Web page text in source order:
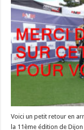
Voici un petit retour en arrière, je vous présente pour mon 2ème jour à la 11ème édition de Dijon Motors Cup sur le circuit Dijon-Prenois. C'était toujours aussi impressionnant. Vous allez retrouver sans la vidéo en interviews exclusives de : Anthony DREVET Yann DURIEUX Du kart à la F1 – 2ème édition – accessible à tous... Anthony en interviews avec René ARNOUX le podium Lotus Quelques tours de roues... Je tenais à les remercier pour les interviews ais aussi pour mon affiche dédicacée avec Tamas VIZIN et Paul MARECHAL de chez Lotus... un grand moment d'émotions et je serai présente en 2025... René ARNOUX https://fr.wikipedia.org/wiki/Ren%C3%A9_Arnoux René Arnoux, né le 4 juillet 1948 à Pontcharra (Isère), est un pilote automobile français. Il a notamment été pilote de Formule 1 de 1978 à 1989. Il a totalisé 162 courses, 18 pole positions, 22 podiums et 7 victoires en Grands Prix. Anthony DREVET http://www.anthonydrevet.com/ Journaliste pigiste trilingue, je suis spécialisé dans le sport et basé à Paris. J'ai débuté ma carrière chez Motors TV avant de me consacrer aux commentaires en direct et à la présentation d'émissions en tant que freelance. Que ce soit derrière un micro ou devant une caméra, mon but est de partager ma passion du sport et de faire découvrir aux téléspectateurs un monde dans lequel j'ai le privilège de travailler. Depuis 2011, j'ai commenté plus de 65 disciplines/championnats différents (auto, moto, bateaux, avions, camions, vélo) pour un total de plus de 350 commentaires en direct ou différé. Les entreprises qui me font confiance sont notamment Motorsport TV, Eurosport, l'Automobile Club de l'Ouest (organisateur des 24H du Mans, 24H motos, 24H camions), Canal + ou encore France Routes (Grand Prix du Castellet & 24H camions). Par le passé, j'ai également travaillé pour Renault Sport, Youthstream, AutoSport, Motors TV, la NASCAR Whelen Euro Series (le seul championnat NASCAR officiel en Europe) ou encore AutoHebdo. @anthonydrevet Yann DURIEUX https://www.cfm-challenge.com/yann-durieux en Alpine A110 - Les premières apparitions de Yann Durieux sur les épreuves du CFM en 2023 furent remarquées. Le Bourguignon jouait d’entrée de jeu les premiers rôles dans le groupe GT Sport. Lors de la Finale de la Coupe de France il terminait quatrième du Production. Palmarès : 2023 : 4e du Production sur la Finale de la Coupe de France de la Montagne. 2024 : Vainqueur du Trophée FFSA GT Sport - 2e du Challenge Open GT Sport - 7e du CFM Production Dijon Motors Cup 2024: Résultats et résumé Ce week-end, le Dijon Motors Cup a vécu sa onzième édition sur le réputé tracé de la Côte d’Or. L’affiche, neuf plateaux européens modernes et historiques allant jusqu’à la Formule 1, qui ont réuni des pilotes en provenance d’une quinzaine de pays. René Arnoux, invité d’honneur, est venu célébrer son titre de champion d’Europe de F2 en 1977 en reprenant les commandes d’une March 77b de cette même année. https://www.circuits-infos.com/post/dijon-motors-cup-2024-r%C3%A9sultats-et-r%C3%A9sum%C3%A9 UN WEEK-END EN CHIFFRES 18 : le nombre de courses. 250 : le nombre de pilotes engagés ce week-end. 220 : le nombre de voitures engagés ce week-end. 48 : le nombre d’autos présentes sur le plateau le plus fourni (300 km) 9 : le nombre de plateaux. 4 : Le nombre de F1 en piste 8000 : le nombre de spectateurs venu pour l’occasion. LES TEMPS FORTS DU WEEK-END Après ce week-end animé sur le circuit bourguignon, revenons sur les temps forts de ce week-end de fête. En marge des doubles et triples confrontations pour certains plateaux, dont certaines ont fait connaître les